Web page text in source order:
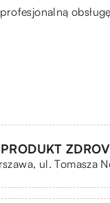
ul. Tomasza